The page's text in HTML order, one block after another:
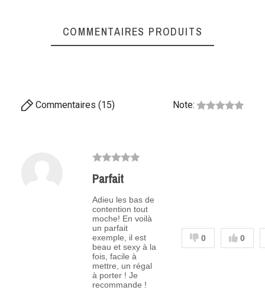
COMMENTAIRES PRODUITS
Commentaires (15) Note:
Parfait
Adieu les bas de
contention tout
moche! En voilà
un parfait
exemple, il est
beau et sexy à la
fois, facile à
mettre, un régal
à porter ! Je
recommande !
0 0